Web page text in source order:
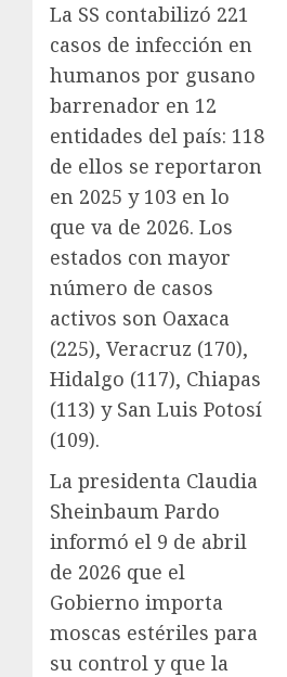
La SS contabilizó 221
casos de infección en
humanos por gusano
barrenador en 12
entidades del país: 118
de ellos se reportaron
en 2025 y 103 en lo
que va de 2026. Los
estados con mayor
número de casos
activos son Oaxaca
(225), Veracruz (170),
Hidalgo (117), Chiapas
(113) y San Luis Potosí
(109).
La presidenta Claudia
Sheinbaum Pardo
informó el 9 de abril
de 2026 que el
Gobierno importa
moscas estériles para
su control y que la